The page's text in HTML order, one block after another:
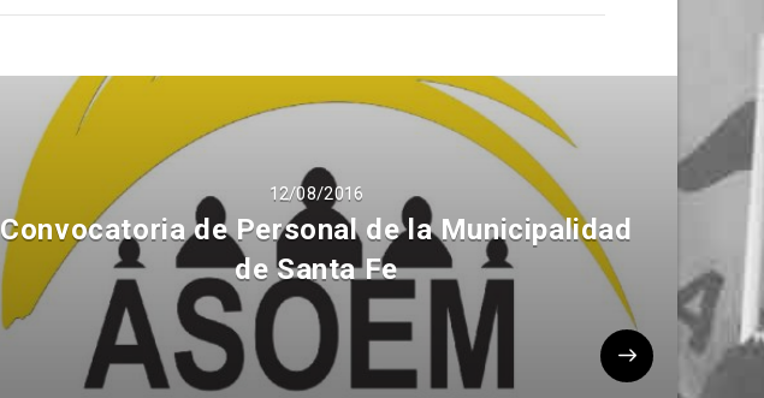
12/08/2016
Convocatoria de Personal de la Municipalidad
de Santa Fe